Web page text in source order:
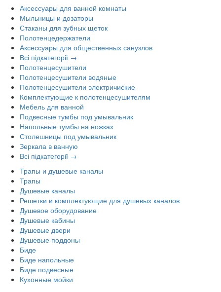
Аксессуары для ванной комнаты
Мыльницы и дозаторы
Стаканы для зубных щеток
Полотенцедержатели
Аксессуары для общественных санузлов
Всі підкатегорії →
Полотенцесушители
Полотенцесушители водяные
Полотенцесушители электричиские
Комплектующие к полотенцесушителям
Мебель для ванной
Подвесные тумбы под умывальник
Напольные тумбы на ножках
Столешницы под умывальник
Зеркала в ванную
Всі підкатегорії →
Трапы и душевые каналы
Трапы
Душевые каналы
Решетки и комплектующие для душевых каналов
Душевое оборудование
Душевые кабины
Душевые двери
Душевые поддоны
Биде
Биде напольные
Биде подвесные
Кухонные мойки